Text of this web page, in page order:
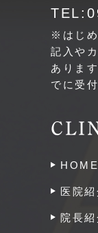
※はじ
記入や
ありま
でに受
HOME
医院紹
院長紹